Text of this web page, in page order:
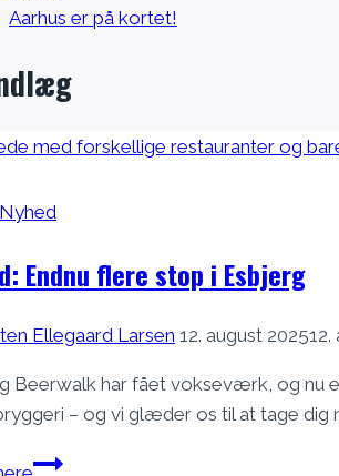
Aarhus er på kortet!
Nyhed
Endnu flere stop i Esbjerg
Ellegaard Larsen 12. august 202512.
Beerwalk har fået vokseværk, og nu
– og vi glæder os til at tage dig
Nyhed: